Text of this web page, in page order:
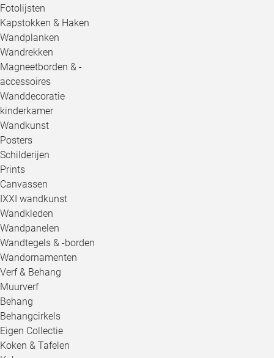
Fotolijsten
Kapstokken & Haken
Wandplanken
Wandrekken
Magneetborden & -
accessoires
Wanddecoratie
kinderkamer
Wandkunst
Posters
Schilderijen
Prints
Canvassen
IXXI wandkunst
Wandkleden
Wandpanelen
Wandtegels & -borden
Wandornamenten
Verf & Behang
Muurverf
Behang
Behangcirkels
Eigen Collectie
Koken & Tafelen